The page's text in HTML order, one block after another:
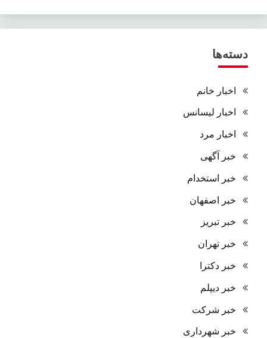
دسته‌ها
اخبار خانم
اخبار لیسانس
اخبار مرد
خبر آگهی
خبر استخدام
خبر اصفهان
خبر تبریز
خبر تهران
خبر دکترا
خبر دیپلم
خبر شرکت
خبر شهرداری